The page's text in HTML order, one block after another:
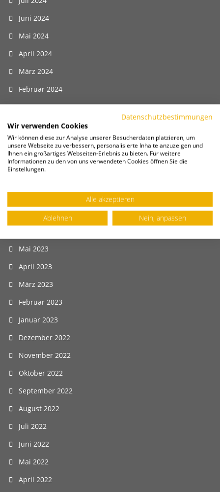
Juni 2024
Mai 2024
April 2024
März 2024
Februar 2024
Januar 2024
Dezember 2023
November 2023
Oktober 2023
August 2023
Juli 2023
Mai 2023
April 2023
März 2023
Februar 2023
Januar 2023
Dezember 2022
November 2022
Oktober 2022
September 2022
August 2022
Juli 2022
Juni 2022
Mai 2022
April 2022
Datenschutzbestimmungen
Wir verwenden Cookies
Wir können diese zur Analyse unserer Besucherdaten platzieren, um
unsere Webseite zu verbessern, personalisierte Inhalte anzuzeigen und
Ihnen ein großartiges Webseiten-Erlebnis zu bieten. Für weitere
Informationen zu den von uns verwendeten Cookies öffnen Sie die
Einstellungen.
Alle akzeptieren
Ablehnen
Nein, anpassen